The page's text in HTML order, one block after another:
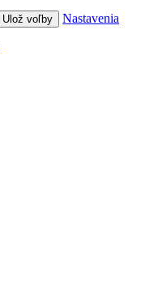
Ulož voľby Nastavenia